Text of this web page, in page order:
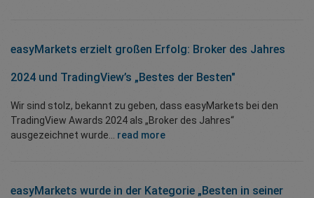
easyMarkets erzielt großen Erfolg: Broker des Jahres
2024 und TradingView’s „Bestes der Besten"
Wir sind stolz, bekannt zu geben, dass easyMarkets bei den
TradingView Awards 2024 als „Broker des Jahres“
ausgezeichnet wurde... read more
easyMarkets wurde in der Kategorie „Besten in seiner